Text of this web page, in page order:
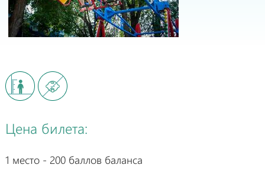
Цена билета:
1 место - 200 баллов баланса